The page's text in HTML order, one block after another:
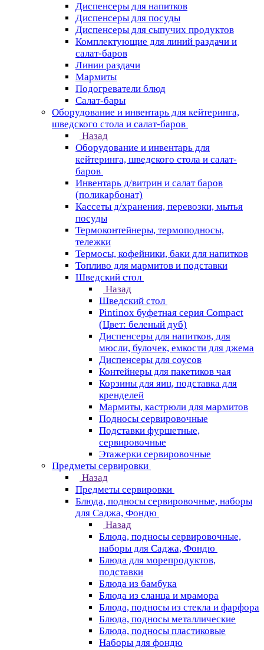
Диспенсеры для напитков
Диспенсеры для посуды
Диспенсеры для сыпучих продуктов
Комплектующие для линий раздачи и
салат-баров
Линии раздачи
Мармиты
Подогреватели блюд
Салат-бары
Оборудование и инвентарь для кейтеринга,
шведского стола и салат-баров
Назад
Оборудование и инвентарь для
кейтеринга, шведского стола и салат-
баров
Инвентарь д/витрин и салат баров
(поликарбонат)
Кассеты д/хранения, перевозки, мытья
посуды
Термоконтейнеры, термоподносы,
тележки
Термосы, кофейники, баки для напитков
Топливо для мармитов и подставки
Шведский стол
Назад
Шведский стол
Pintinox буфетная серия Compact
(Цвет: беленый дуб)
Диспенсеры для напитков, для
мюсли, булочек, емкости для джема
Диспенсеры для соусов
Контейнеры для пакетиков чая
Корзины для яиц, подставка для
кренделей
Мармиты, кастрюли для мармитов
Подносы сервировочные
Подставки фуршетные,
сервировочные
Этажерки сервировочные
Предметы сервировки
Назад
Предметы сервировки
Блюда, подносы сервировочные, наборы
для Саджа, Фондю
Назад
Блюда, подносы сервировочные,
наборы для Саджа, Фондю
Блюда для морепродуктов,
подставки
Блюда из бамбука
Блюда из сланца и мрамора
Блюда, подносы из стекла и фарфора
Блюда, подносы металлические
Блюда, подносы пластиковые
Наборы для фондю